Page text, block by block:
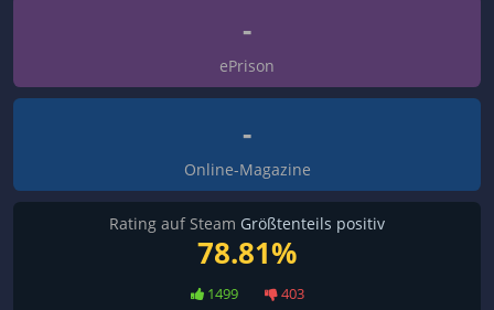
-
ePrison
-
Online-Magazine
Rating auf Steam Größtenteils positiv
78.81%
1499 403